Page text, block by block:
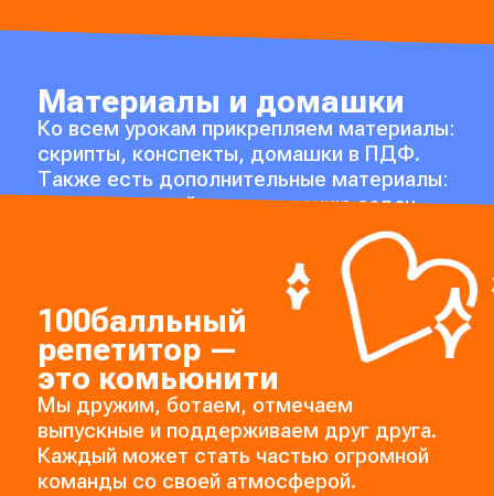
Материалы и домашки
Ко всем урокам прикрепляем материалы:
скрипты, конспекты, домашки в ПДФ.
Также есть дополнительные материалы:
шпаргалки и гайды по решению задач.
100балльный
репетитор —
это комьюнити
Мы дружим, ботаем, отмечаем
выпускные и поддерживаем друг друга.
Каждый может стать частью огромной
команды со своей атмосферой.